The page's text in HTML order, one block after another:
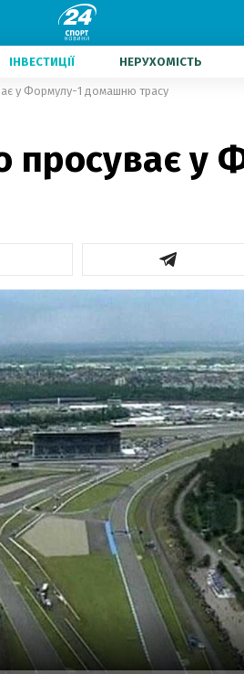
ІНВЕСТИЦІЇ НЕРУХОМІСТЬ
у Формулу-1 домашню трасу
просуває у